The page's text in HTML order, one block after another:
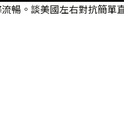
暢。談美國左右對抗簡單
左派壓倒右派